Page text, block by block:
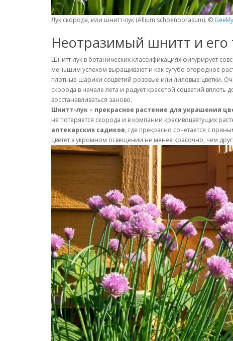
Лук скорода, или шнитт-лук (Allium schoenoprasum). ©
Неотразимый шнитт и его
Шнитт-лук в ботанических классификациях фигурирует
меньшим успехом выращивают и как сугубо огородное
плотные шарики соцветий розовые или лиловые цветки.
скорода в начале лета и радует красотой соцветий
восстанавливаться заново.
Шнитт-лук – прекрасное растение для украшения
не потеряется скорода и в компании красивоцветущих
аптекарских садиков, где прекрасно сочетается с
цветет в укромном освещении не менее красочно, чем